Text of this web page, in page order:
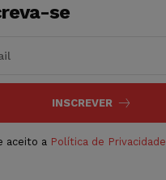
se
INSCREVER
aceito a Política de Privacidade